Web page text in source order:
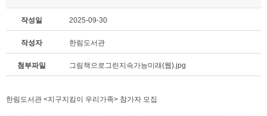
작성일 2025-09-30
작성자 한림도서관
첨부파일 그림책으로그린지속가능미래(웹).jpg
한림도서관 <지구지킴이 우리가족> 참가자 모집